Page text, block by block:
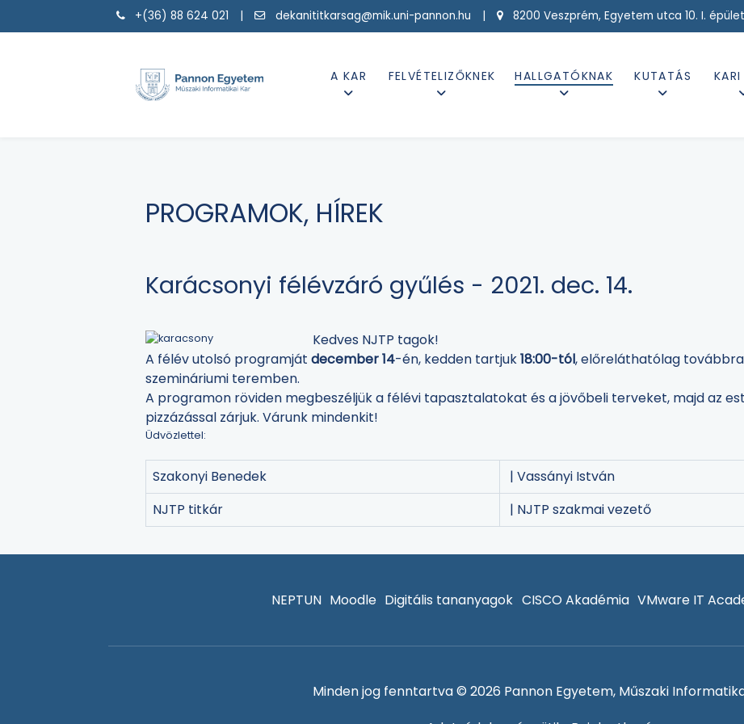
+(36) 88 624 021 | dekanititkarsag@mik.uni-pannon.hu | 8200 Veszprém, Egyetem utca 10. I. épület
A KAR FELVÉTELIZŐKNEK HALLGATÓKNAK KUTATÁS KARI
PROGRAMOK, HÍREK
Karácsonyi félévzáró gyűlés - 2021. dec. 14.
Kedves NJTP tagok!
A félév utolsó programjátdecember 14-én, kedden tartjuk18:00-tól, előreláthatólag továbbra
szemináriumi teremben.
A programon röviden megbeszéljük a félévi tapasztalatokat és a jövőbeli terveket, majd az
pizzázással zárjuk. Várunk mindenkit!
Üdvözlettel:
Szakonyi Benedek
| Vassányi István
NJTP titkár
| NJTP szakmai vezető
NEPTUN Moodle Digitális tananyagok CISCO Akadémia VMware IT
Minden jog fenntartva © 2026 Pannon Egyetem, Műszaki